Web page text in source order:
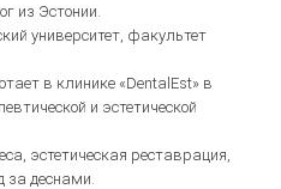
из Эстонии.
университет, факультет
в клинике «DentalEst» в
и эстетической
эстетическая реставрация,
за деснами.